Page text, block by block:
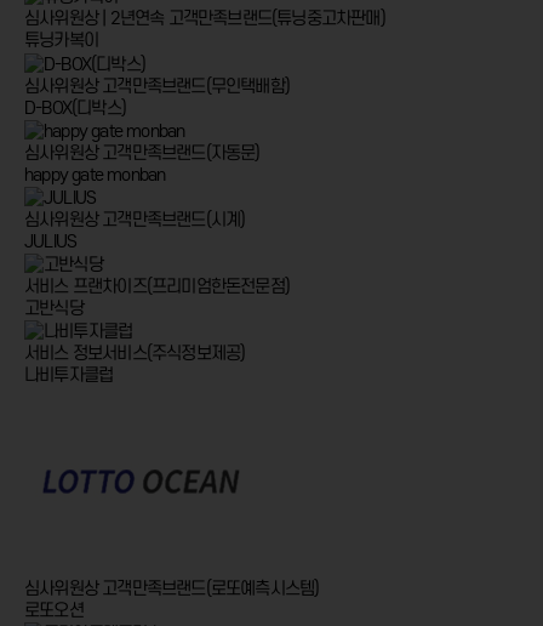
심사위원상 | 2년연속 고객만족브랜드(튜닝중고차판매)
튜닝카복이
심사위원상 고객만족브랜드(무인택배함)
D-BOX(디박스)
심사위원상고객만족브랜드(자동문)
happy gate monban
심사위원상고객만족브랜드(시계)
JULIUS
서비스 프랜차이즈(프리미엄한돈전문점)
고반식당
서비스 정보서비스(주식정보제공)
나비투자클럽
심사위원상고객만족브랜드(로또예측시스템)
로또오션